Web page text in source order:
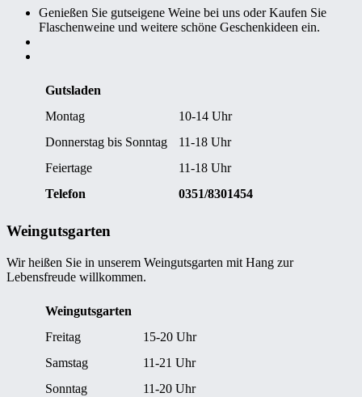
Genießen Sie gutseigene Weine bei uns oder Kaufen Sie
Flaschenweine und weitere schöne Geschenkideen ein.
Gutsladen
Montag
10-14 Uhr
Donnerstag bis Sonntag
11-18 Uhr
Feiertage
11-18 Uhr
Telefon
0351/8301454
Weingutsgarten
Wir heißen Sie in unserem Weingutsgarten mit Hang zur
Lebensfreude willkommen.
Weingutsgarten
Freitag
15-20 Uhr
Samstag
11-21 Uhr
Sonntag
11-20 Uhr